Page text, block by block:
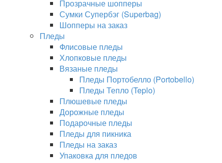
Прозрачные шопперы
Сумки Супербэг (Superbag)
Шопперы на заказ
Пледы
Флисовые пледы
Хлопковые пледы
Вязаные пледы
Пледы Портобелло (Portobello)
Пледы Тепло (Teplo)
Плюшевые пледы
Дорожные пледы
Подарочные пледы
Пледы для пикника
Пледы на заказ
Упаковка для пледов